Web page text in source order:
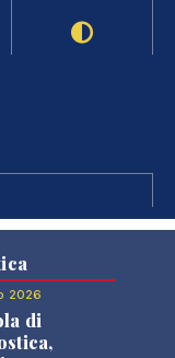
2026
di